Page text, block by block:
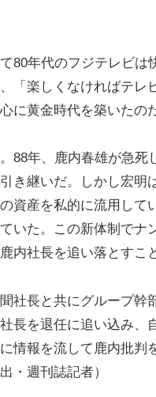
80年代のフジテレビ
「楽しくなければテ
に黄金時代を築いたの
88年、鹿内春雄が急
き継いだ。しかし宏
資産を私的に流用し
いた。この新体制で
内社長を追い落とすこ
社長と共にグループ
長を退任に追い込み
情報を流して鹿内批判
・週刊誌記者）